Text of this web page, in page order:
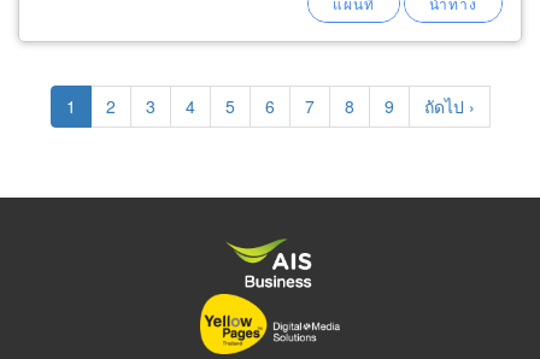
Pagination
Current
page
1 Page
2 Page
3 Page
4 Page
5 Page
6 Page
7 Page
8 Page
9
Next
page
ถัดไป ›